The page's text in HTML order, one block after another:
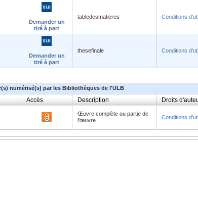
Demander un
tiré à part
tabledesmatieres Conditions
Demander un
tiré à part
thesefinale Conditions
numérisé(s) par les Bibliothèques de l'ULB
Accès Description Droits
Œuvre complète ou partie de
l'œuvre
Conditions